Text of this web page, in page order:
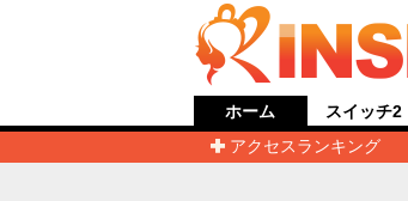
ホーム
アクセスランキング
スイッチ2